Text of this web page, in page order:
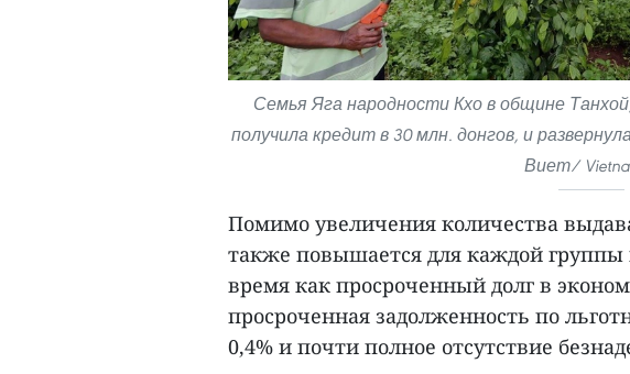
Семья Яга народности Кхо в общине
получила кредит в 30 млн. донгов, и
Виет/
Помимо увеличения количества
также повышается для каждой группы
время как просроченный долг в
просроченная задолженность по
0,4% и почти полное отсутствие